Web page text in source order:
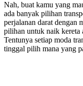
Nah, buat kamu yang
ada banyak pilihan
perjalanan darat dengan
pilihan untuk naik kereta
Tentunya setiap moda
tinggal pilih mana yang